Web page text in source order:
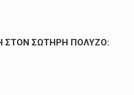
ΣΤΟΝ ΣΩΤΗΡΗ ΠΟΛΥΖΟ: